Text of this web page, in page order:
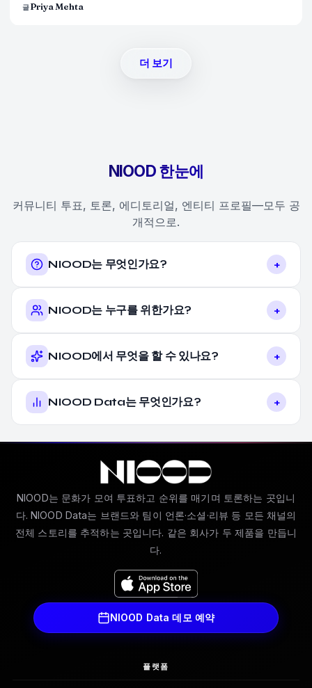
글Priya Mehta
더 보기
NIOOD 한눈에
커뮤니티 투표, 토론, 에디토리얼, 엔티티 프로필—모두 공
개적으로.
NIOOD는 무엇인가요? +
NIOOD는 누구를 위한가요? +
NIOOD에서 무엇을 할 수 있나요? +
NIOOD Data는 무엇인가요? +
NIOOD는 문화가 모여 투표하고 순위를 매기며 토론하는 곳입니
다. NIOOD Data는 브랜드와 팀이 언론·소셜·리뷰 등 모든 채널의
전체 스토리를 추적하는 곳입니다. 같은 회사가 두 제품을 만듭니
다.
NIOOD Data 데모 예약
플랫폼